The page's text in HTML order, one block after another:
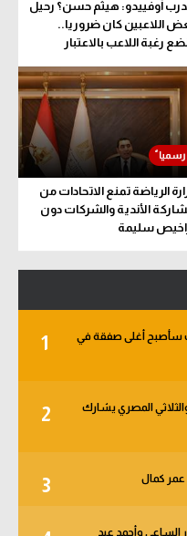
أوفييدو: هيثم حسن؟ رحيل
اللاعبين كان ضروريا..
رغبة اللاعب بالاعتبار
الرياضة تمنع الاتحادات من
الأندية والشركات دون
سليمة
1
سأصبح أغلى صفقة في
2
- الأهلي يبدأ من دور الـ 32.. والثلاثي المصري يشارك
3 عمر كمال
الساعي وأحمد عيد